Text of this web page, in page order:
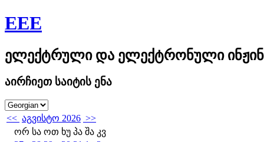
EEE
ელექტრული და ელექტრონული
აირჩიეთ საიტის ენა
<< აგვისტო 2026 >>
ორ სა ოთ ხუ პა შა კვ